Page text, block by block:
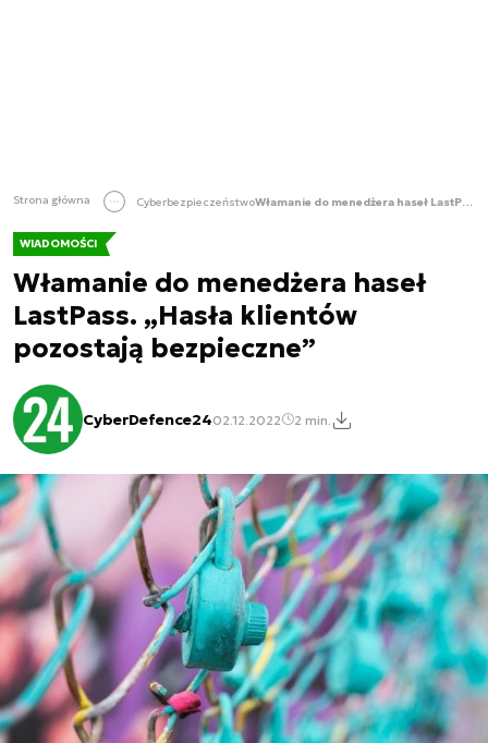
Strona główna Cyberbezpieczeństwo Włamanie do menedżera haseł LastPass. „Hasła klientów pozostają bezpieczne”
WIADOMOŚCI
Włamanie do menedżera haseł
LastPass. „Hasła klientów
pozostają bezpieczne”
CyberDefence2402.12.2022 2 min.